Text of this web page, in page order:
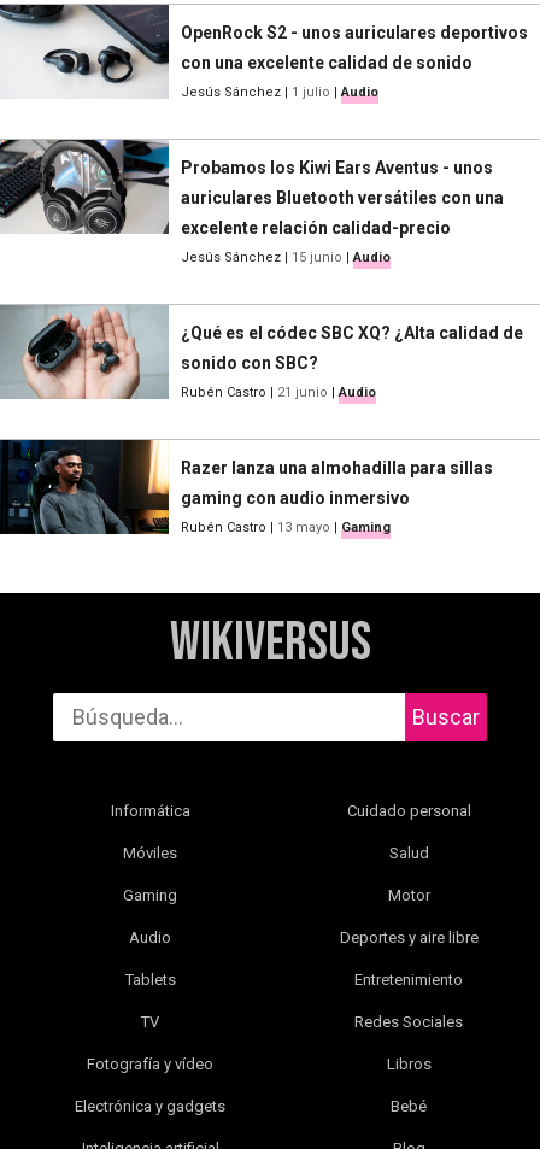
OpenRock S2 - unos auriculares deportivos
con una excelente calidad de sonido
Jesús Sánchez | 1 julio | Audio
Probamos los Kiwi Ears Aventus - unos
auriculares Bluetooth versátiles con una
excelente relación calidad-precio
Jesús Sánchez | 15 junio | Audio
¿Qué es el códec SBC XQ? ¿Alta calidad de
sonido con SBC?
Rubén Castro | 21 junio | Audio
Razer lanza una almohadilla para sillas
gaming con audio inmersivo
Rubén Castro | 13 mayo | Gaming
WikiVersus
Buscar
Informática
Móviles
Gaming
Audio
Tablets
TV
Fotografía y vídeo
Electrónica y gadgets
Cuidado personal
Salud
Motor
Deportes y aire libre
Entretenimiento
Redes Sociales
Libros
Bebé